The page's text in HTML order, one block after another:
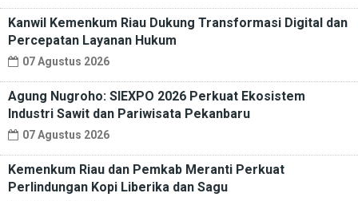
Kanwil Kemenkum Riau Dukung Transformasi Digital dan
Percepatan Layanan Hukum
07 Agustus 2026
Agung Nugroho: SIEXPO 2026 Perkuat Ekosistem
Industri Sawit dan Pariwisata Pekanbaru
07 Agustus 2026
Kemenkum Riau dan Pemkab Meranti Perkuat
Perlindungan Kopi Liberika dan Sagu